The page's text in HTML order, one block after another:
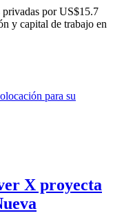
por US$15.7
y capital de trabajo en
X proyecta